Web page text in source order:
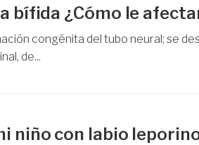
bífida ¿Cómo le
congénita del tubo neural; se
de...
niño con labio